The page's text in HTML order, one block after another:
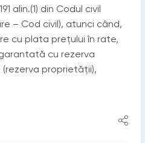
alin.(1) din Codul civil
– Cod civil), atunci când,
cu plata prețului în rate,
cu rezerva
proprietății),